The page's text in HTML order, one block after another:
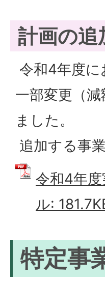
計画の追
令和4年度
一部変更（
ました。
追加する事
令和4年
ル:
特定事